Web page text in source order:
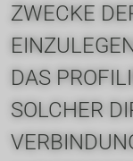
ZWECKE
DAS
SOLCHER